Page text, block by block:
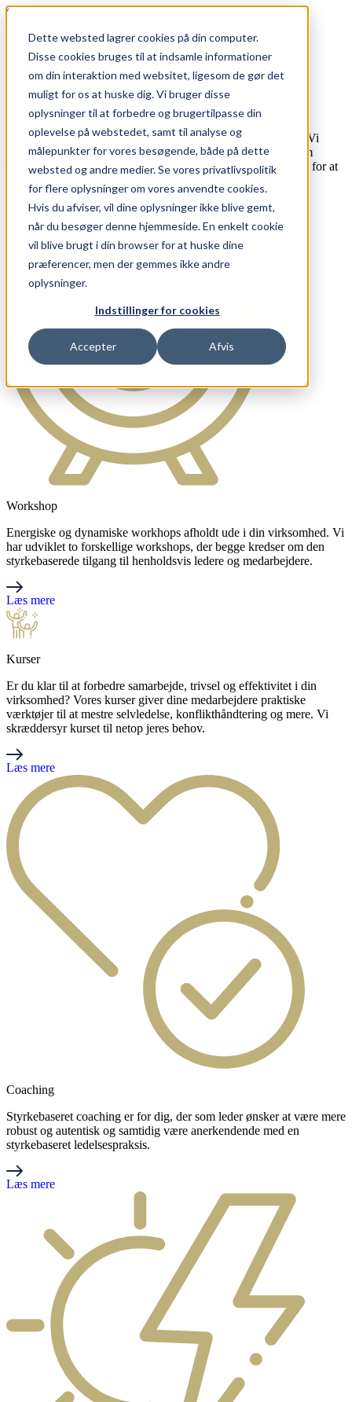
Dette websted lagrer cookies på din computer.
Disse cookies bruges til at indsamle informationer
om din interaktion med websitet, ligesom de gør det
muligt for os at huske dig. Vi bruger disse
oplysninger til at forbedre og brugertilpasse din
oplevelse på webstedet, samt til analyse og
målepunkter for vores besøgende, både på dette
websted og andre medier. Se vores privatlivspolitik
for flere oplysninger om vores anvendte cookies.
Hvis du afviser, vil dine oplysninger ikke blive gemt,
når du besøger denne hjemmeside. En enkelt cookie
vil blive brugt i din browser for at huske dine
præferencer, men der gemmes ikke andre
oplysninger.
Indstillinger for cookies
Accepter Afvis
Skip to content
0,00kr. 0 Cart
Styrkeledelse er fremtidens ledelse
Vi styrker ledere og udvikler medarbejdere via deres styrker. Vi
giver ledere værktøjer til at udvikle og udnytte de styrker, som
medarbejderne allerede besidder og være mere anerkendende for at
Kom igang
Workshop
Energiske og dynamiske workhops afholdt ude i din virksomhed. Vi
har udviklet to forskellige workshops, der begge kredser om den
styrkebaserede tilgang til henholdsvis ledere og medarbejdere.
Læs mere
Kurser
Er du klar til at forbedre samarbejde, trivsel og effektivitet i din
virksomhed? Vores kurser giver dine medarbejdere praktiske
værktøjer til at mestre selvledelse, konflikthåndtering og mere. Vi
skræddersyr kurset til netop jeres behov.
Læs mere
Coaching
Styrkebaseret coaching er for dig, der som leder ønsker at være mere
robust og autentisk og samtidig være anerkendende med en
styrkebaseret ledelsespraksis.
Læs mere